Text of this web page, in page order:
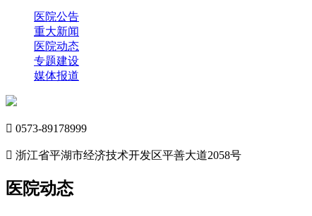
医院公告
重大新闻
医院动态
专题建设
媒体报道
 0573-89178999
 浙江省平湖市经济技术开发区平善大道2058号
医院动态